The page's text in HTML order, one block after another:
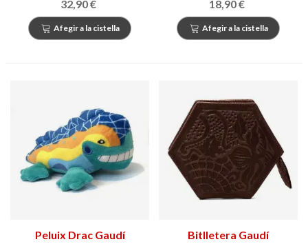
32,90 €
Afegir a la cistella
18,90 €
Afegir a la cistella
Peluix Drac Gaudí
Bitlletera Gaudí